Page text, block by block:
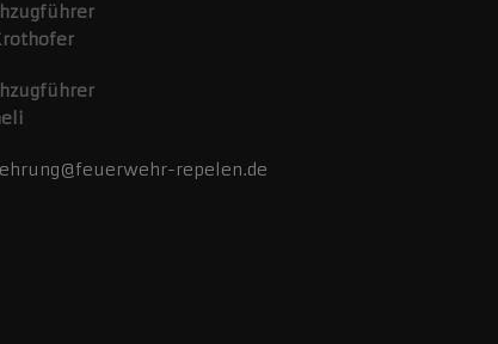
repelen.de